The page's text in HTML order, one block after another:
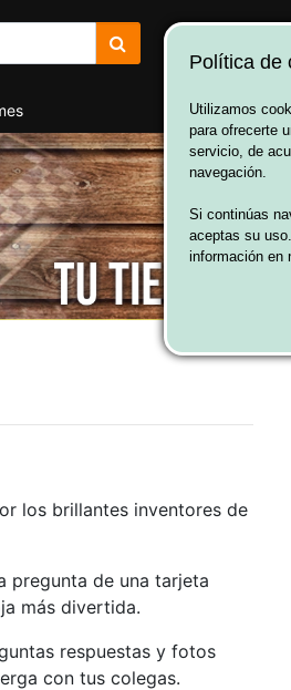
los brillantes inventores de
pregunta de una tarjeta
más divertida.
respuestas y fotos
con tus colegas.
Política de
Utilizamos
para ofrecerte
servicio, de
navegación.
Si continúas
aceptas su
información en